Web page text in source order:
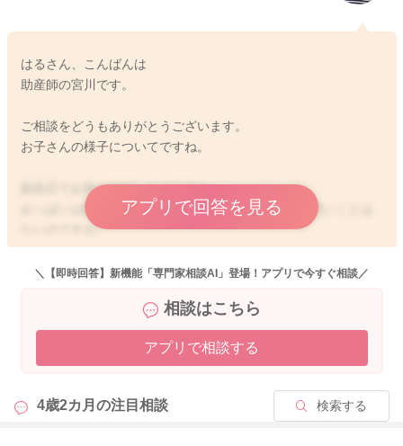
はるさん、こんばんは
助産師の宮川です。
ご相談をどうもありがとうございます。
お子さんの様子についてですね。
副反応でお熱も出ているのですね。
おっぱいは飲んでくれているということで、機嫌が悪いことは
ないのですね。
ただ元気がいつもよりなく感じるのですね。
実際の様子がわからないこともありますので、どうしていただ
せっかくご相談くださったのに、申し訳ありません。
ご心配な時には受診をしていただくといいと思いますよ。
どうぞよろしくお願いします。
アプリで回答を見る
＼【即時回答】新機能「専門家相談AI」登場！アプリで今すぐ相談／
相談はこちら
アプリで相談する
4歳2カ月の注目相談 検索する